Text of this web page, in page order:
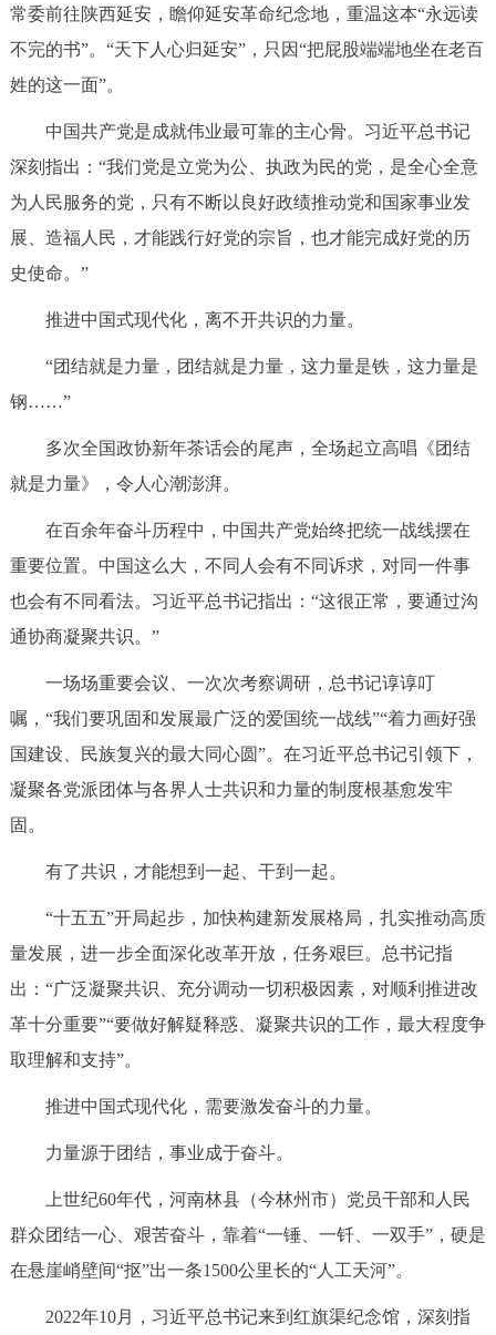
绿色北京 图说北京 视频北京
ENGLISH 한국어 日本語
DEUTSCH FRANÇAIS РУССКИЙ ЯЗЫК
ITALIANO
回到顶部
常委前往陕西延安，瞻仰延安革命纪念地，重温这本“永远读
不完的书”。“天下人心归延安”，只因“把屁股端端地坐在老百
姓的这一面”。
中国共产党是成就伟业最可靠的主心骨。习近平总书记
深刻指出：“我们党是立党为公、执政为民的党，是全心全意
为人民服务的党，只有不断以良好政绩推动党和国家事业发
展、造福人民，才能践行好党的宗旨，也才能完成好党的历
史使命。”
推进中国式现代化，离不开共识的力量。
“团结就是力量，团结就是力量，这力量是铁，这力量是
钢……”
多次全国政协新年茶话会的尾声，全场起立高唱《团结
就是力量》，令人心潮澎湃。
在百余年奋斗历程中，中国共产党始终把统一战线摆在
重要位置。中国这么大，不同人会有不同诉求，对同一件事
也会有不同看法。习近平总书记指出：“这很正常，要通过沟
通协商凝聚共识。”
一场场重要会议、一次次考察调研，总书记谆谆叮
嘱，“我们要巩固和发展最广泛的爱国统一战线”“着力画好强
国建设、民族复兴的最大同心圆”。在习近平总书记引领下，
凝聚各党派团体与各界人士共识和力量的制度根基愈发牢
固。
有了共识，才能想到一起、干到一起。
“十五五”开局起步，加快构建新发展格局，扎实推动高质
量发展，进一步全面深化改革开放，任务艰巨。总书记指
出：“广泛凝聚共识、充分调动一切积极因素，对顺利推进改
革十分重要”“要做好解疑释惑、凝聚共识的工作，最大程度争
取理解和支持”。
推进中国式现代化，需要激发奋斗的力量。
力量源于团结，事业成于奋斗。
上世纪60年代，河南林县（今林州市）党员干部和人民
群众团结一心、艰苦奋斗，靠着“一锤、一钎、一双手”，硬是
在悬崖峭壁间“抠”出一条1500公里长的“人工天河”。
2022年10月，习近平总书记来到红旗渠纪念馆，深刻指